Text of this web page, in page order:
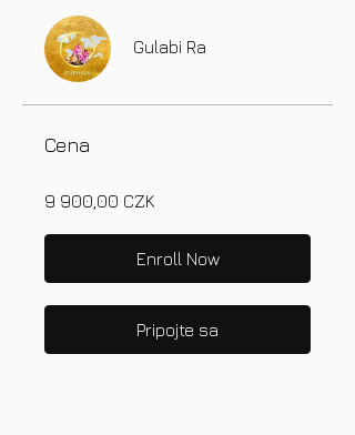
Gulabi Ra
Cena
9 900,00 CZK
Enroll Now
Pripojte sa